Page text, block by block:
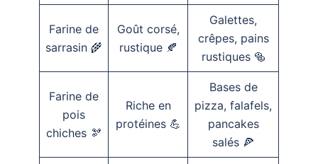
Farine de
sarrasin 🌾
Goût corsé,
rustique 🍂
Galettes,
crêpes, pains
rustiques 🥯
Farine de
pois
chiches 🫘
Riche en
protéines 💪
Bases de
pizza, falafels,
pancakes
salés 🍕